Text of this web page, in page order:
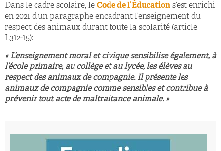
Dans le cadre scolaire, le Code de l’Éducation s’est enrichi
en 2021 d’un paragraphe encadrant l’enseignement du
respect des animaux durant toute la scolarité (article
L312-15):
« L’enseignement moral et civique sensibilise également, à
l’école primaire, au collège et au lycée, les élèves au
respect des animaux de compagnie. Il présente les
animaux de compagnie comme sensibles et contribue à
prévenir tout acte de maltraitance animale. »